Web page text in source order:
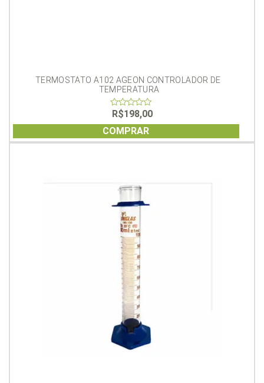
TERMOSTATO A102 AGEON CONTROLADOR DE
TEMPERATURA
0
out
of
5
R$198,00
COMPRAR